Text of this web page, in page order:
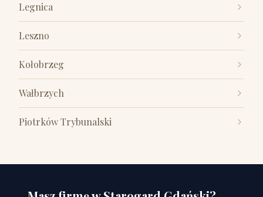
Legnica
Leszno
Kołobrzeg
Wałbrzych
Piotrków Trybunalski